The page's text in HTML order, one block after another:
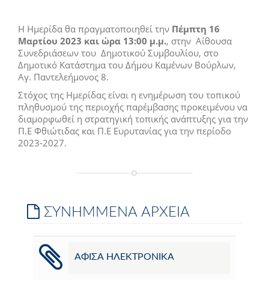
Η Ημερίδα θα πραγματοποιηθεί την Πέμπτη 16
Μαρτίου 2023 και ώρα 13:00 μ.μ., στην Αίθουσα
Συνεδριάσεων του Δημοτικού Συμβουλίου, στο
Δημοτικό Κατάστημα του Δήμου Καμένων Βούρλων,
Αγ. Παντελεήμονος 8.
Στόχος της Ημερίδας είναι η ενημέρωση του τοπικού
πληθυσμού της περιοχής παρέμβασης προκειμένου να
διαμορφωθεί η στρατηγική τοπικής ανάπτυξης για την
Π.Ε Φθιώτιδας και Π.Ε Ευρυτανίας για την περίοδο
2023-2027.
ΣΥΝΗΜΜΕΝΑ ΑΡΧΕΙΑ
ΑΦΙΣΑ ΗΛΕΚΤΡΟΝΙΚΑ